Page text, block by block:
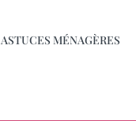
ASTUCES MÉNAGÈRES